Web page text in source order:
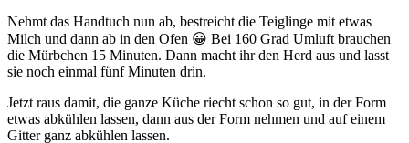
Nehmt das Handtuch nun ab, bestreicht die Teiglinge mit etwas
Milch und dann ab in den Ofen 😀 Bei 160 Grad Umluft brauchen
die Mürbchen 15 Minuten. Dann macht ihr den Herd aus und lasst
sie noch einmal fünf Minuten drin.
Jetzt raus damit, die ganze Küche riecht schon so gut, in der Form
etwas abkühlen lassen, dann aus der Form nehmen und auf einem
Gitter ganz abkühlen lassen.